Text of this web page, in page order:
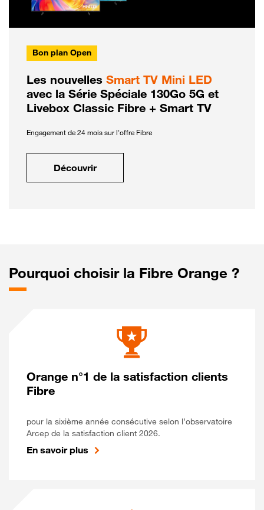
Bon plan Open
Les nouvelles Smart TV Mini LED
avec la Série Spéciale 130Go 5G et
Livebox Classic Fibre + Smart TV
Engagement de 24 mois sur l'offre Fibre
Découvrir
Pourquoi choisir la Fibre Orange ?
Orange n°1 de la satisfaction clients
Fibre
pour la sixième année consécutive selon l’observatoire
Arcep de la satisfaction client 2026.
En savoir plus